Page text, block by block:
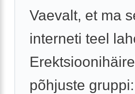
Vaevalt, et ma
interneti teel
põhjuste